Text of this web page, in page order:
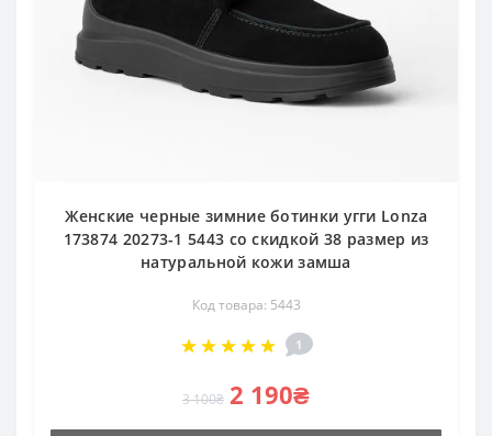
Женские черные зимние ботинки угги Lonza
173874 20273-1 5443 со скидкой 38 размер из
натуральной кожи замша
Код товара: 5443
1
3 100₴ 2 190₴